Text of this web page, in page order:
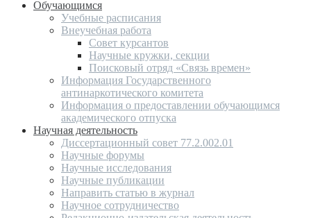
Обучающимся
Учебные расписания
Внеучебная работа
Совет курсантов
Научные кружки, секции
Поисковый отряд «Связь времен»
Информация Государственного
антинаркотического комитета
Информация о предоставлении обучающимся
академического отпуска
Научная деятельность
Диссертационный совет 77.2.002.01
Научные форумы
Научные исследования
Научные публикации
Направить статью в журнал
Научное сотрудничество